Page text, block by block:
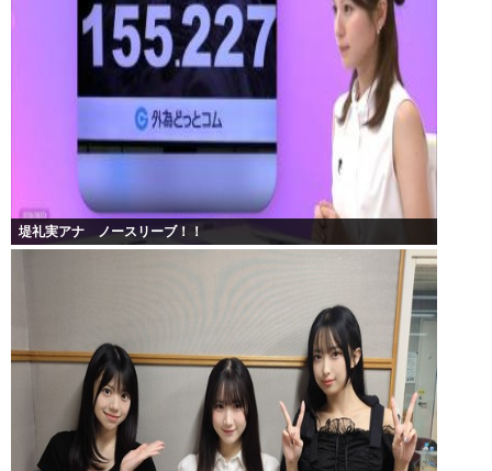
堤礼実アナ ノースリーブ！！